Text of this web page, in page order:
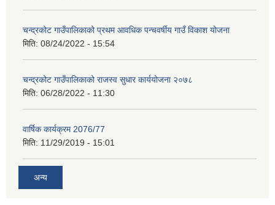
चन्द्रकोट गाउँपालिकाको प्रथम आवधिक पन्चवर्षीय गाउँ विकाश योजना
मिति: 08/24/2022 - 15:54
चन्द्रकोट गाउँपालिकाको राजस्व सुधार कार्ययोजना २०७८
मिति: 06/28/2022 - 11:30
वार्षिक कार्यक्रम 2076/77
मिति: 11/29/2019 - 15:01
अन्य